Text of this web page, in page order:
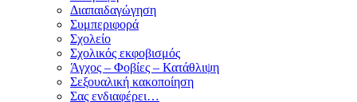
Διαπαιδαγώγηση
Συμπεριφορά
Σχολείο
Σχολικός εκφοβισμός
Άγχος – Φοβίες – Κατάθλιψη
Σεξουαλική κακοποίηση
Σας ενδιαφέρει…